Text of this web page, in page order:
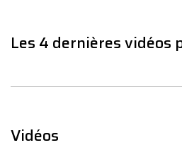
Les 4 dernières vidéos
Vidéos